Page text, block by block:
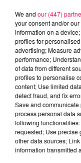
podcasts/2024/
We and our (447)
your consent and/or
information on a
profiles for
advertising; Measure
performance;
of data from different
profiles to personalise
content; Use limited
detect fraud, and fix
Save and
process personal data
following
requested; Use precise
other data sources;
information transmitted